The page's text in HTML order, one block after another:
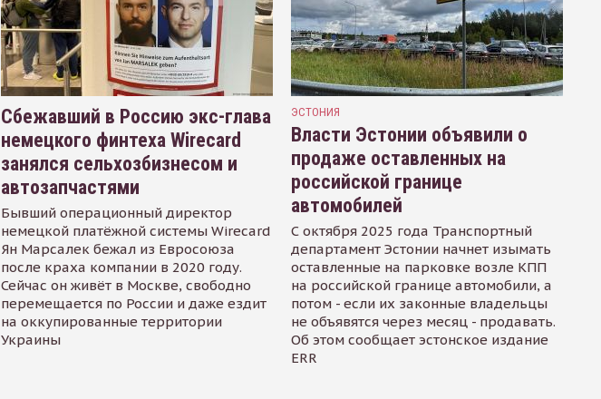
Сбежавший в Россию экс-глава
немецкого финтеха Wirecard
занялся сельхозбизнесом и
автозапчастями
Бывший операционный директор
немецкой платёжной системы Wirecard
Ян Марсалек бежал из Евросоюза
после краха компании в 2020 году.
Сейчас он живёт в Москве, свободно
перемещается по России и даже ездит
на оккупированные территории
Украины
ЭСТОНИЯ
Власти Эстонии объявили о
продаже оставленных на
российской границе
автомобилей
С октября 2025 года Транспортный
департамент Эстонии начнет изымать
оставленные на парковке возле КПП
на российской границе автомобили, а
потом - если их законные владельцы
не объявятся через месяц - продавать.
Об этом сообщает эстонское издание
ERR